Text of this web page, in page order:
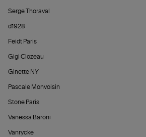
Serge Thoraval
d1928
Feidt Paris
Gigi Clozeau
Ginette NY
Pascale Monvoisin
Stone Paris
Vanessa Baroni
Vanrycke